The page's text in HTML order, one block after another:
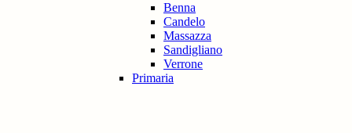
Benna
Candelo
Massazza
Sandigliano
Verrone
Primaria